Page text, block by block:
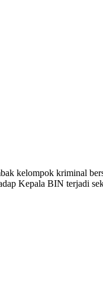
kelompok kriminal
Kepala BIN terjadi